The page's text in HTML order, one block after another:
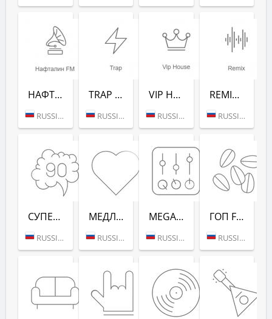
НАФТАЛИН FM (РАДИО РЕКОРД)
RUSSIA (MOSCOW)
TRAP (РАДИО РЕКОРД)
RUSSIA (MOSCOW)
VIP HOUSE (РАДИО РЕКОРД)
RUSSIA (MOSCOW)
REMIX (РАДИО РЕКОРД)
RUSSIA (MOSCOW)
СУПЕРДИСКОТЕКА 90-Х (РАДИО РЕКОРД)
RUSSIA (MOSCOW)
МЕДЛЯК FM (РАДИО РЕКОРД)
RUSSIA (MOSCOW)
MEGAMIX (РАДИО РЕКОРД)
RUSSIA (MOSCOW)
ГОП FM (РАДИО РЕКОРД)
RUSSIA (MOSCOW)